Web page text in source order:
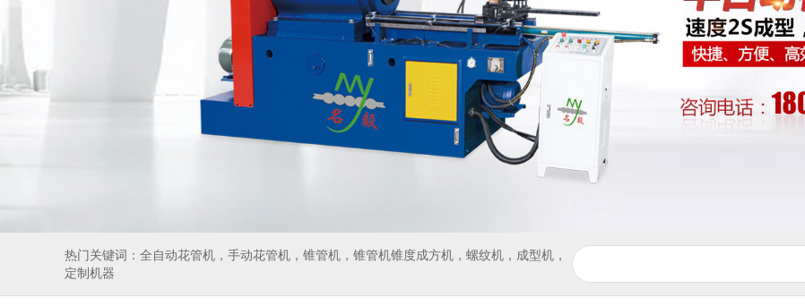
热门关键词： 全自动花管机 ， 手动花管机 ， 锥管机 ， 锥管机锥度成方机 ， 螺纹机 ， 成型机 ，
定制机器